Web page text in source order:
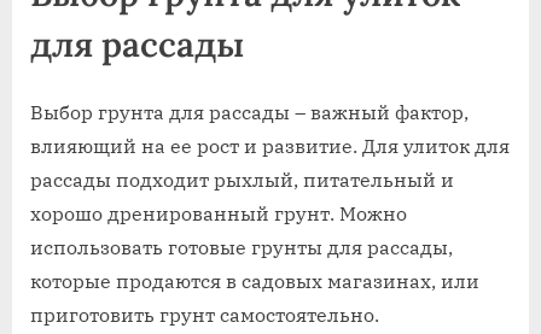
для рассады
Выбор грунта для рассады – важный фактор,
влияющий на ее рост и развитие. Для улиток для
рассады подходит рыхлый, питательный и
хорошо дренированный грунт. Можно
использовать готовые грунты для рассады,
которые продаются в садовых магазинах, или
приготовить грунт самостоятельно.